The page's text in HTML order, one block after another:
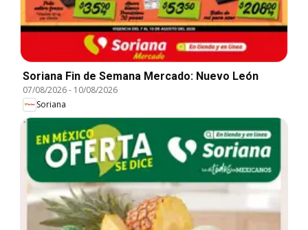
Soriana Fin de Semana Mercado: Nuevo León
07/08/2026- 10/08/2026
Soriana